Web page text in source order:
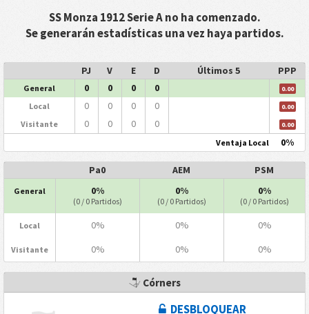
SS Monza 1912 Serie A no ha comenzado.
Se generarán estadísticas una vez haya partidos.
PJ V E D Últimos 5 PPP
General 0 0 0 0 0.00
Local 0 0 0 0 0.00
Visitante 0 0 0 0 0.00
Ventaja Local 0%
Pa0 AEM PSM
General 0%
(0 / 0 Partidos)
0%
(0 / 0 Partidos)
0%
(0 / 0 Partidos)
Local 0% 0% 0%
Visitante 0% 0% 0%
Córners
DESBLOQUEAR